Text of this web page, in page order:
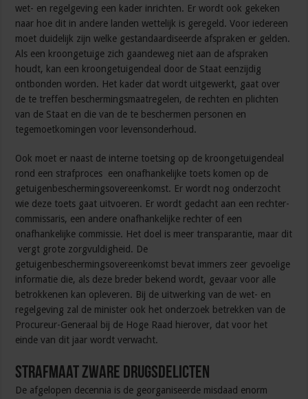
wet- en regelgeving een kader inrichten. Er wordt ook gekeken
naar hoe dit in andere landen wettelijk is geregeld. Voor iedereen
moet duidelijk zijn welke gestandaardiseerde afspraken er gelden.
Als een kroongetuige zich gaandeweg niet aan de afspraken
houdt, kan een kroongetuigendeal door de Staat eenzijdig
ontbonden worden. Het kader dat wordt uitgewerkt, gaat over
de te treffen beschermingsmaatregelen, de rechten en plichten
van de Staat en die van de te beschermen personen en
tegemoetkomingen voor levensonderhoud.
Ook moet er naast de interne toetsing op de kroongetuigendeal
rond een strafproces een onafhankelijke toets komen op de
getuigenbeschermingsovereenkomst. Er wordt nog onderzocht
wie deze toets gaat uitvoeren. Er wordt gedacht aan een rechter-
commissaris, een andere onafhankelijke rechter of een
onafhankelijke commissie. Het doel is meer transparantie, maar dit
vergt grote zorgvuldigheid. De
getuigenbeschermingsovereenkomst bevat immers zeer gevoelige
informatie die, als deze breder bekend wordt, gevaar voor alle
betrokkenen kan opleveren. Bij de uitwerking van de wet- en
regelgeving zal de minister ook het onderzoek betrekken van de
Procureur-Generaal bij de Hoge Raad hierover, dat voor het
einde van dit jaar wordt verwacht.
Strafmaat zware drugsdelicten
De afgelopen decennia is de georganiseerde misdaad enorm